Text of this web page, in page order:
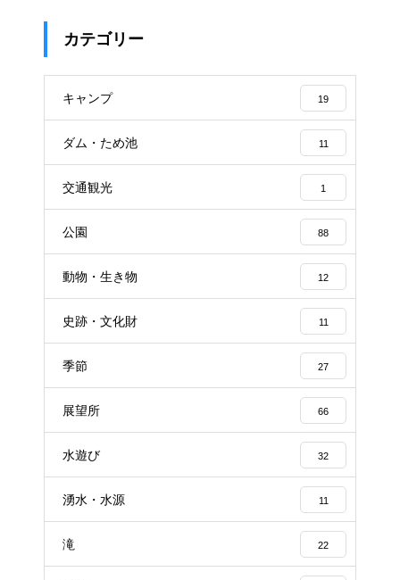
カテゴリー
キャンプ 19
ダム・ため池 11
交通観光 1
公園 88
動物・生き物 12
史跡・文化財 11
季節 27
展望所 66
水遊び 32
湧水・水源 11
滝 22